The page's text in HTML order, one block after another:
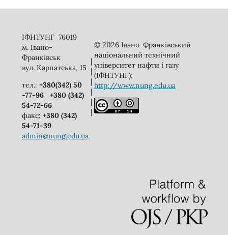
ІФНТУНГ 76019
м. Івано-
Франківськ
вул. Карпатська, 15
тел.: +380(342) 50
-77-96
+380 (342)
54-72-66
факс: +380 (342)
54-71-39
admin@nung.edu.ua
|
|
|
|
|
|
© 2026 Івано-Франківський
національний технічний
університет нафти і газу
(ІФНТУНГ);
http://www.nung.edu.ua